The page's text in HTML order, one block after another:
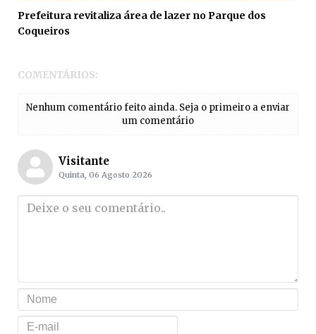
Prefeitura revitaliza área de lazer no Parque dos
Coqueiros
COMENTÁRIOS:
Nenhum comentário feito ainda. Seja o primeiro a enviar
um comentário
Visitante
Quinta, 06 Agosto 2026